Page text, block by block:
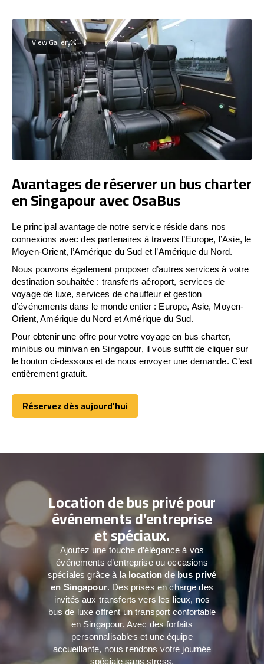
View Gallery
Avantages de réserver un bus charter
en Singapour avec OsaBus
Le principal avantage de notre service réside dans nos
connexions avec des partenaires à travers l’Europe, l’Asie, le
Moyen-Orient, l’Amérique du Sud et l’Amérique du Nord.
Nous pouvons également proposer d’autres services à votre
destination souhaitée : transferts aéroport, services de
voyage de luxe, services de chauffeur et gestion
d’événements dans le monde entier : Europe, Asie, Moyen-
Orient, Amérique du Nord et Amérique du Sud.
Pour obtenir une offre pour votre voyage en bus charter,
minibus ou minivan en Singapour, il vous suffit de cliquer sur
le bouton ci-dessous et de nous envoyer une demande. C’est
entièrement gratuit.
Réservez dès aujourd’hui
Réservez dès aujourd’hui
Location de bus privé pour
événements d’entreprise
et spéciaux.
Ajoutez une touche d’élégance à vos
événements d’entreprise ou occasions
spéciales grâce à la location de bus privé
en Singapour. Des prises en charge des
invités aux transferts vers les lieux, nos
bus de luxe offrent un transport confortable
en Singapour. Avec des forfaits
personnalisables et une équipe
accueillante, nous rendons votre journée
spéciale sans stress.